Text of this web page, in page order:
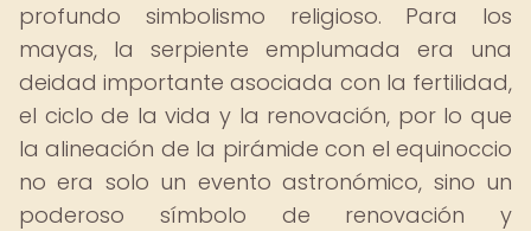
profundo simbolismo religioso. Para los
mayas, la serpiente emplumada era una
deidad importante asociada con la fertilidad,
el ciclo de la vida y la renovación, por lo que
la alineación de la pirámide con el equinoccio
no era solo un evento astronómico, sino un
poderoso símbolo de renovación y